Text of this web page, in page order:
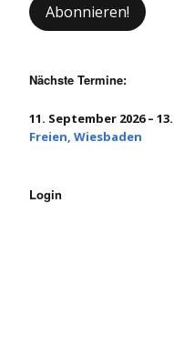
Nächste Termine:
11. September 2026 –
Freien, Wiesbaden
Login